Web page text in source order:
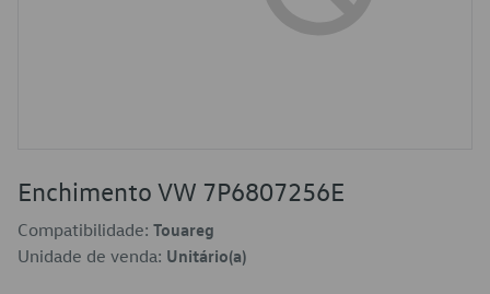
Enchimento VW 7P6807256E
Compatibilidade: Touareg
Unidade de venda: Unitário(a)